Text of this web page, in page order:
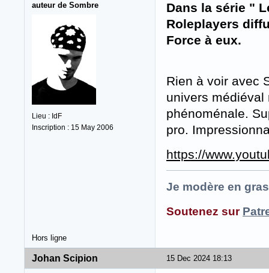
auteur de Sombre
Lieu : IdF
Inscription : 15 May 2006
Dans la série "
Roleplayers
Force à eux.
Rien à voir avec
univers
phénoménale.
pro.
https://
Je modère en
Soutenez sur
Hors ligne
15 Dec 2024 18:13
Johan Scipion